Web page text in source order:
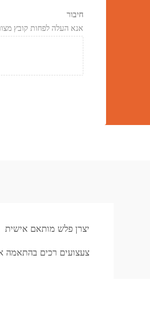
חיבור
אנא העלה לפחות קובץ
יצרן פלש מותאם אישית
צעצועים רכים בהתאמה